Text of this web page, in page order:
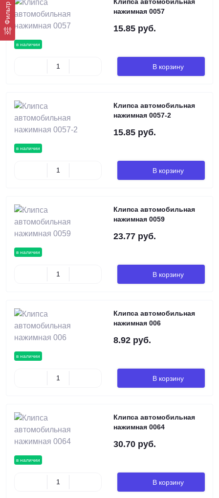
Фильтр
в наличии
нажимная 0057
15.85 руб.
В корзину
в наличии
Клипса автомобильная
нажимная 0057-2
15.85 руб.
В корзину
в наличии
Клипса автомобильная
нажимная 0059
23.77 руб.
В корзину
в наличии
Клипса автомобильная
нажимная 006
8.92 руб.
В корзину
в наличии
Клипса автомобильная
нажимная 0064
30.70 руб.
В корзину